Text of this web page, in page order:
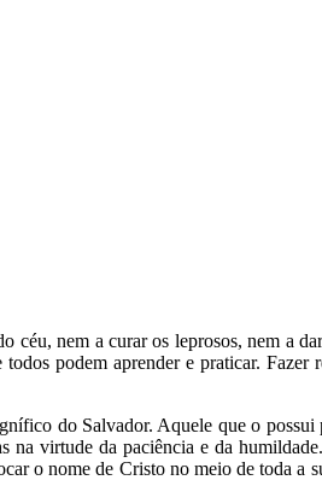
céu, nem a curar os leprosos, nem a
podem aprender e praticar. Fazer
do Salvador. Aquele que o possui
virtude da paciência e da
o nome de Cristo no meio de toda a